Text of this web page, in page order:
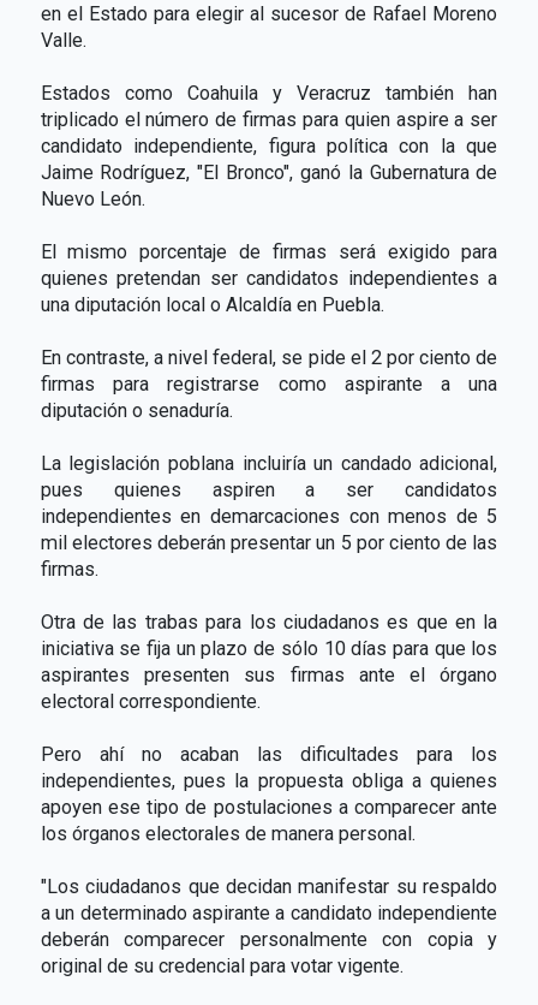
en el Estado para elegir al sucesor de Rafael Moreno
Valle.
Estados como Coahuila y Veracruz también han
triplicado el número de firmas para quien aspire a ser
candidato independiente, figura política con la que
Jaime Rodríguez, "El Bronco", ganó la Gubernatura de
Nuevo León.
El mismo porcentaje de firmas será exigido para
quienes pretendan ser candidatos independientes a
una diputación local o Alcaldía en Puebla.
En contraste, a nivel federal, se pide el 2 por ciento de
firmas para registrarse como aspirante a una
diputación o senaduría.
La legislación poblana incluiría un candado adicional,
pues quienes aspiren a ser candidatos
independientes en demarcaciones con menos de 5
mil electores deberán presentar un 5 por ciento de las
firmas.
Otra de las trabas para los ciudadanos es que en la
iniciativa se fija un plazo de sólo 10 días para que los
aspirantes presenten sus firmas ante el órgano
electoral correspondiente.
Pero ahí no acaban las dificultades para los
independientes, pues la propuesta obliga a quienes
apoyen ese tipo de postulaciones a comparecer ante
los órganos electorales de manera personal.
"Los ciudadanos que decidan manifestar su respaldo
a un determinado aspirante a candidato independiente
deberán comparecer personalmente con copia y
original de su credencial para votar vigente.